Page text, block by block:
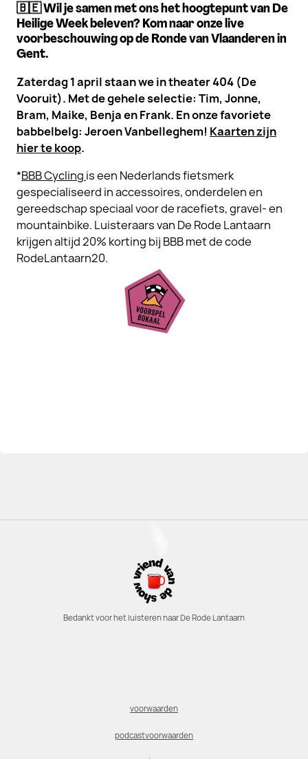
🇧🇪 Wil je samen met ons het hoogtepunt van De
Heilige Week beleven? Kom naar onze live
voorbeschouwing op de Ronde van Vlaanderen in
Gent.
Zaterdag 1 april staan we in theater 404 (De
Vooruit). Met de gehele selectie: Tim, Jonne,
Bram, Maike, Benja en Frank. En onze favoriete
babbelbelg: Jeroen Vanbelleghem! Kaarten zijn
hier te koop.
*BBB Cycling is een Nederlands fietsmerk
gespecialiseerd in accessoires, onderdelen en
gereedschap speciaal voor de racefiets, gravel- en
mountainbike. Luisteraars van De Rode Lantaarn
krijgen altijd 20% korting bij BBB met de code
RodeLantaarn20.
Bedankt voor het luisteren naar De Rode Lantaarn
voorwaarden
podcastvoorwaarden